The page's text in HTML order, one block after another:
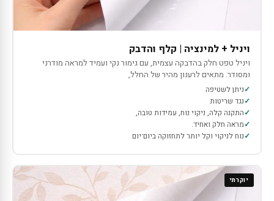
ויניל + למינציה | קלף והדבק
ויניל טפט חלק בהדבקה עצמית, עם גימור נקי ועמיד למראה מודרני
ומסודר. מתאים לרענון מהיר של החלל,
ניתן לשטיפה
נגד שריטות
התקנה קלה, ניקוי נוח, עמידות טובה,
מראה חלק ואחיד.
נוח לניקוי וקל יותר לתחזוקה ביום־יום
יוקרתי